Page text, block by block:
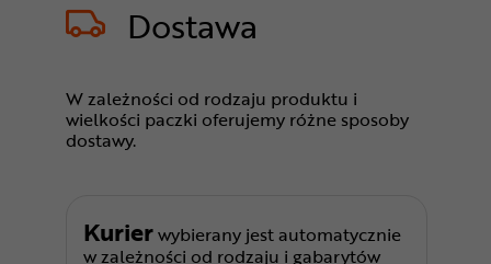
Dostawa
W zależności od rodzaju produktu i
wielkości paczki oferujemy różne sposoby
dostawy.
Kurierwybierany jest automatycznie
w zależności od rodzaju i gabarytów